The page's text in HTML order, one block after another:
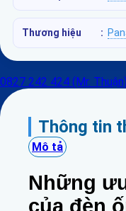
Thương hiệu :
0827 242 424 (Mr. Thuận)
Thông tin
Mô tả
Những
của đèn